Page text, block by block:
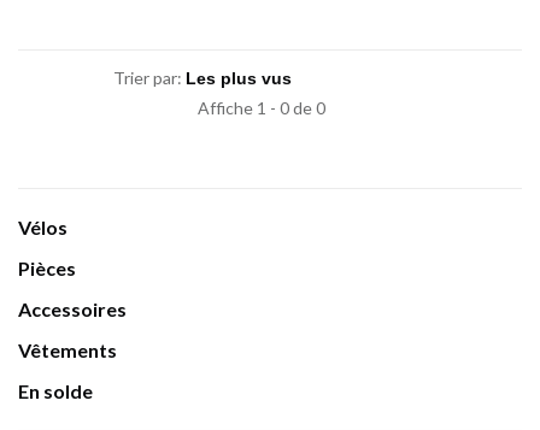
Trier par:
Affiche 1 - 0 de 0
Vélos
Pièces
Accessoires
Vêtements
En solde